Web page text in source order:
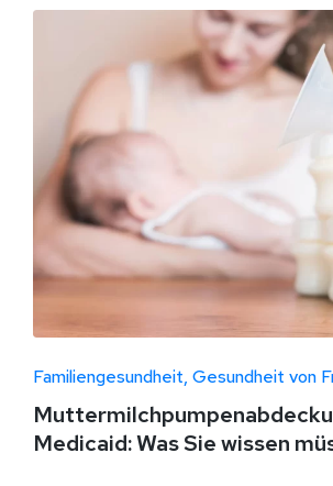
Familiengesundheit Gesundheit von
Medicaid: Was Sie wissen